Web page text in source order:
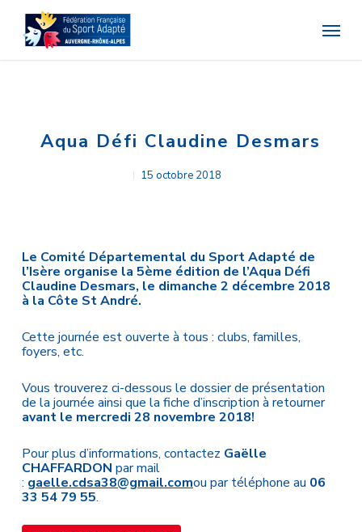
main
content
Menu
Aqua Défi Claudine Desmars
15 octobre 2018
Le Comité Départemental du Sport Adapté de
l’Isère organise la 5ème édition de l’Aqua Défi
Claudine Desmars, le dimanche 2 décembre 2018
à la Côte St André.
Cette journée est ouverte à tous : clubs, familles,
foyers, etc.
Vous trouverez ci-dessous le dossier de présentation
de la journée ainsi que la fiche d’inscription à retourner
avant le mercredi 28 novembre 2018!
Pour plus d’informations, contactez Gaëlle
CHAFFARDON par mail
: gaelle.cdsa38@gmail.comou par téléphone au 06
33 54 79 55.